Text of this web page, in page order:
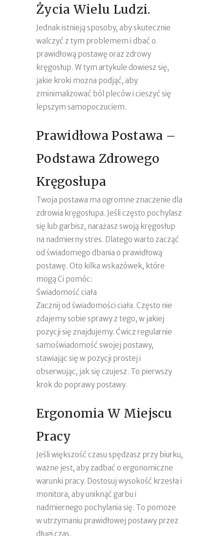
Życia Wielu Ludzi.
Jednak istnieją sposoby, aby skutecznie
walczyć z tym problemem i dbać o
prawidłową postawę oraz zdrowy
kręgosłup. W tym artykule dowiesz się,
jakie kroki można podjąć, aby
zminimalizować ból pleców i cieszyć się
lepszym samopoczuciem.
Prawidłowa Postawa –
Podstawa Zdrowego
Kręgosłupa
Twoja postawa ma ogromne znaczenie dla
zdrowia kręgosłupa. Jeśli często pochylasz
się lub garbisz, narażasz swoją kręgosłup
na nadmierny stres. Dlatego warto zacząć
od świadomego dbania o prawidłową
postawę. Oto kilka wskazówek, które
mogą Ci pomóc:
Świadomość ciała
Zacznij od świadomości ciała. Często nie
zdajemy sobie sprawy z tego, w jakiej
pozycji się znajdujemy. Ćwicz regularnie
samoświadomość swojej postawy,
stawiając się w pozycji prostej i
obserwując, jak się czujesz. To pierwszy
krok do poprawy postawy.
Ergonomia W Miejscu
Pracy
Jeśli większość czasu spędzasz przy biurku,
ważne jest, aby zadbać o ergonomiczne
warunki pracy. Dostosuj wysokość krzesła i
monitora, aby uniknąć garbu i
nadmiernego pochylania się. To pomoże
w utrzymaniu prawidłowej postawy przez
długi czas.